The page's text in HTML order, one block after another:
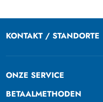
KONTAKT / STANDORTE
ONZE SERVICE
BETAALMETHODEN